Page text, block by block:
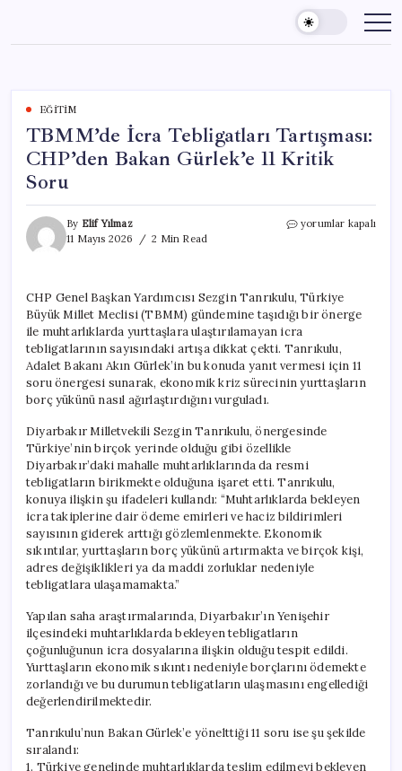
content
EĞITIM
TBMM’de İcra Tebligatları Tartışması:
CHP’den Bakan Gürlek’e 11 Kritik
Soru
By Elif Yılmaz
11 Mayıs 2026
2 Min Read
TBMM’de
Bakan
Gürlek’e
11
Kritik
Soru
yorumlar kapalı
CHP Genel Başkan Yardımcısı Sezgin Tanrıkulu, Türkiye
Büyük Millet Meclisi (TBMM) gündemine taşıdığı bir önerge
ile muhtarlıklarda yurttaşlara ulaştırılamayan icra
tebligatlarının sayısındaki artışa dikkat çekti. Tanrıkulu,
Adalet Bakanı Akın Gürlek’in bu konuda yanıt vermesi için 11
soru önergesi sunarak, ekonomik kriz sürecinin yurttaşların
borç yükünü nasıl ağırlaştırdığını vurguladı.
Diyarbakır Milletvekili Sezgin Tanrıkulu, önergesinde
Türkiye’nin birçok yerinde olduğu gibi özellikle
Diyarbakır’daki mahalle muhtarlıklarında da resmi
tebligatların birikmekte olduğuna işaret etti. Tanrıkulu,
konuya ilişkin şu ifadeleri kullandı: “Muhtarlıklarda bekleyen
icra takiplerine dair ödeme emirleri ve haciz bildirimleri
sayısının giderek arttığı gözlemlenmekte. Ekonomik
sıkıntılar, yurttaşların borç yükünü artırmakta ve birçok kişi,
adres değişiklikleri ya da maddi zorluklar nedeniyle
tebligatlara ulaşamamakta.”
Yapılan saha araştırmalarında, Diyarbakır’ın Yenişehir
ilçesindeki muhtarlıklarda bekleyen tebligatların
çoğunluğunun icra dosyalarına ilişkin olduğu tespit edildi.
Yurttaşların ekonomik sıkıntı nedeniyle borçlarını ödemekte
zorlandığı ve bu durumun tebligatların ulaşmasını engellediği
değerlendirilmektedir.
Tanrıkulu’nun Bakan Gürlek’e yönelttiği 11 soru ise şu şekilde
sıralandı:
1. Türkiye genelinde muhtarlıklarda teslim edilmeyi bekleyen